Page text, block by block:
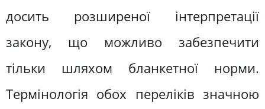
досить розширеної інтерпретації
закону, що можливо забезпечити
тільки шляхом бланкетної норми.
Термінологія обох переліків значною